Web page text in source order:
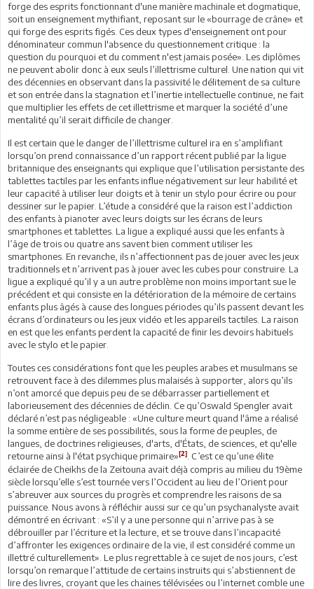
forge des esprits fonctionnant d'une manière machinale et dogmatique,
soit un enseignement mythifiant, reposant sur le «bourrage de crâne» et
qui forge des esprits figés. Ces deux types d'enseignement ont pour
dénominateur commun l'absence du questionnement critique : la
question du pourquoi et du comment n'est jamais posée». Les diplômes
ne peuvent abolir donc à eux seuls l’illettrisme culturel. Une nation qui vit
des décennies en observant dans la passivité le délitement de sa culture
et son entrée dans la stagnation et l’inertie intellectuelle continue, ne fait
que multiplier les effets de cet illettrisme et marquer la société d’une
mentalité qu’il serait difficile de changer.
Il est certain que le danger de l’illettrisme culturel ira en s’amplifiant
lorsqu’on prend connaissance d’un rapport récent publié par la ligue
britannique des enseignants qui explique que l’utilisation persistante des
tablettes tactiles par les enfants influe négativement sur leur habilité et
leur capacité à utiliser leur doigts et à tenir un stylo pour écrire ou pour
dessiner sur le papier. L’étude a considéré que la raison est l’addiction
des enfants à pianoter avec leurs doigts sur les écrans de leurs
smartphones et tablettes. La ligue a expliqué aussi que les enfants à
l’âge de trois ou quatre ans savent bien comment utiliser les
smartphones. En revanche, ils n’affectionnent pas de jouer avec les jeux
traditionnels et n’arrivent pas à jouer avec les cubes pour construire. La
ligue a expliqué qu’il y a un autre problème non moins important sue le
précédent et qui consiste en la détérioration de la mémoire de certains
enfants plus âgés à cause des longues périodes qu’ils passent devant les
écrans d’ordinateurs ou les jeux vidéo et les appareils tactiles. La raison
en est que les enfants perdent la capacité de finir les devoirs habituels
avec le stylo et le papier.
Toutes ces considérations font que les peuples arabes et musulmans se
retrouvent face à des dilemmes plus malaisés à supporter, alors qu’ils
n’ont amorcé que depuis peu de se débarrasser partiellement et
laborieusement des décennies de déclin. Ce qu’Oswald Spengler avait
déclaré n’est pas négligeable : «Une culture meurt quand l'âme a réalisé
la somme entière de ses possibilités, sous la forme de peuples, de
langues, de doctrines religieuses, d'arts, d'États, de sciences, et qu'elle
retourne ainsi à l'état psychique primaire»[2]
. C’est ce qu’une élite
éclairée de Cheikhs de la Zeitouna avait déjà compris au milieu du 19ème
siècle lorsqu’elle s’est tournée vers l’Occident au lieu de l’Orient pour
s’abreuver aux sources du progrès et comprendre les raisons de sa
puissance. Nous avons à réfléchir aussi sur ce qu’un psychanalyste avait
démontré en écrivant : «S’il y a une personne qui n’arrive pas à se
débrouiller par l’écriture et la lecture, et se trouve dans l’incapacité
d’affronter les exigences ordinaire de la vie, il est considéré comme un
illettré culturellement». Le plus regrettable à ce sujet de nos jours, c’est
lorsqu’on remarque l’attitude de certains instruits qui s’abstiennent de
lire des livres, croyant que les chaines télévisées ou l’internet comble une